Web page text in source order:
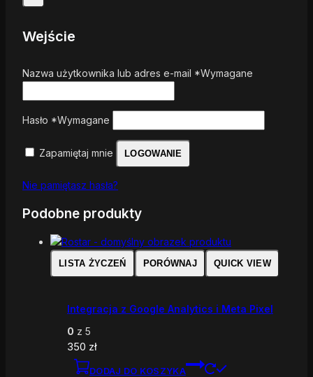
Wejście
Nazwa użytkownika lub adres e-mail *Wymagane
Hasło *Wymagane
Zapamiętaj mnie LOGOWANIE
Nie pamiętasz hasła?
Podobne produkty
LISTA ŻYCZEŃ PORÓWNAJ QUICK VIEW
Integracja z Google Analytics i Meta Pixel
0 z 5
350 zł
DODAJ DO KOSZYKA